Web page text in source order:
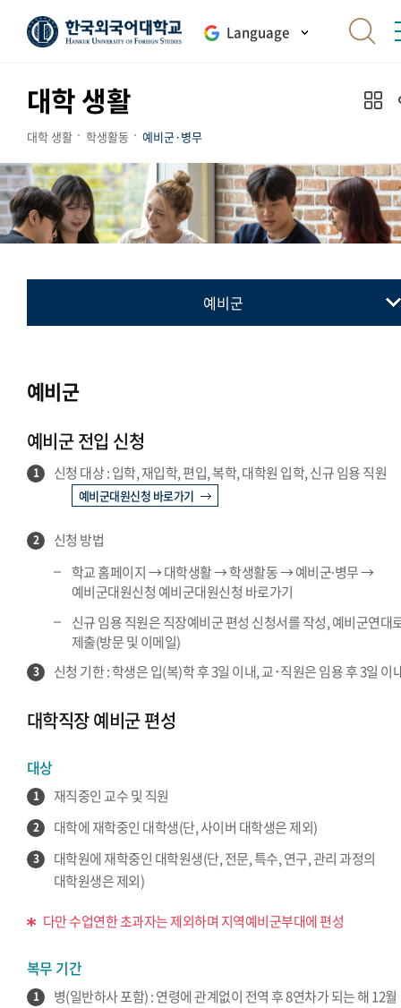
Language
대학 생활
대학 생활 학생활동 예비군·병무
예비군
예비군
예비군 전입 신청
1 신청 대상 : 입학, 재입학, 편입, 복학, 대학원 입학, 신규 임용 직원
예비군대원신청 바로가기
2
신청 방법
학교 홈페이지 → 대학생활 → 학생활동 → 예비군∙병무 →
예비군대원신청 예비군대원신청 바로가기
신규 임용 직원은 직장예비군 편성 신청서를 작성, 예비군연대
제출(방문 및 이메일)
3 신청 기한 : 학생은 입(복)학 후 3일 이내, 교･직원은 임용 후 3일 이
대학직장 예비군 편성
대상
1 재직중인 교수 및 직원
2 대학에 재학중인 대학생(단, 사이버 대학생은 제외)
3
대학원에 재학중인 대학원생(단, 전문, 특수, 연구, 관리 과정의
대학원생은 제외)
다만 수업연한 초과자는 제외하며 지역예비군부대에 편성
복무 기간
1
병(일반하사 포함) : 연령에 관계없이 전역 후 8연차가 되는 해 12월